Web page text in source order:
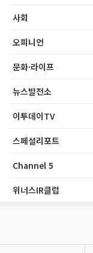
사회
오피니언
문화·라이프
뉴스발전소
이투데이TV
스페셜리포트
Channel 5
위너스IR클럽